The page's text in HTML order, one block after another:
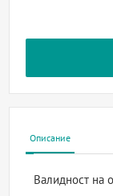
Описание
Валидност на